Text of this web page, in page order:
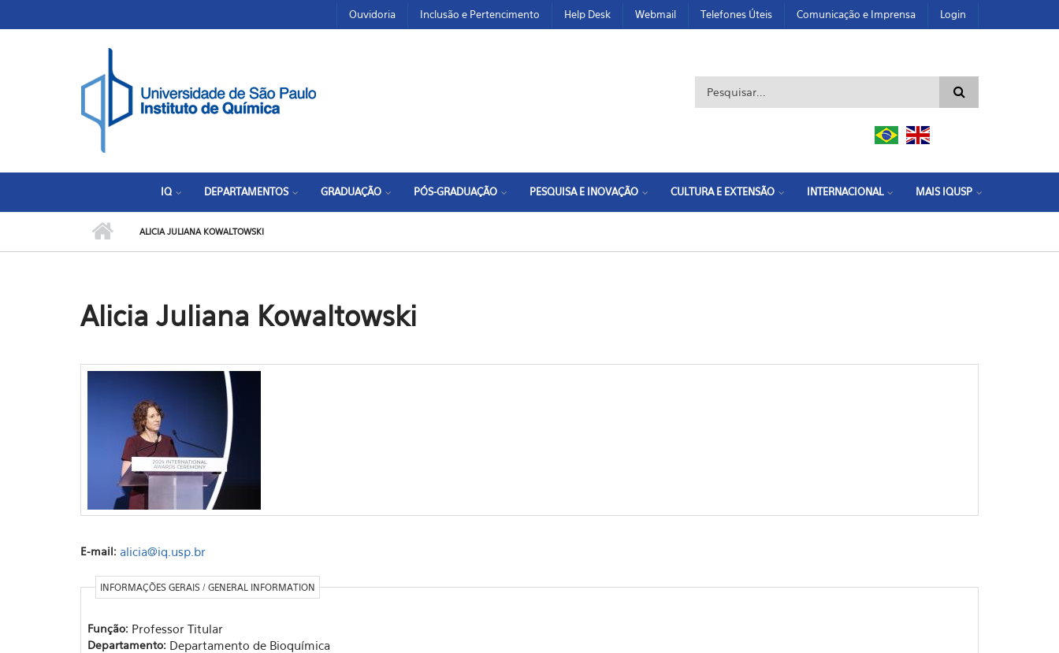
Ouvidoria Inclusão e Pertencimento Help Desk Webmail Telefones Úteis Comunicação e Imprensa Login
Formulário de busca
IQ DEPARTAMENTOS GRADUAÇÃO PÓS-GRADUAÇÃO PESQUISA E INOVAÇÃO CULTURA E EXTENSÃO INTERNACIONAL MAIS IQUSP
ALICIA JULIANA KOWALTOWSKI
Alicia Juliana Kowaltowski
E-mail: alicia@iq.usp.br
INFORMAÇÕES GERAIS / GENERAL INFORMATION
Função: Professor Titular
Departamento: Departamento de Bioquímica